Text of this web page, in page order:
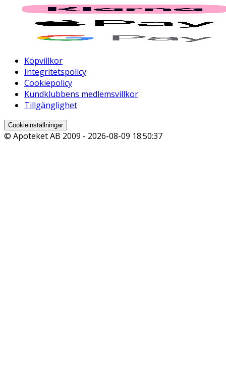
Köpvillkor
Integritetspolicy
Cookiepolicy
Kundklubbens medlemsvillkor
Tillgänglighet
Cookieinställningar
© Apoteket AB 2009 - 2026-08-09 18:50:37